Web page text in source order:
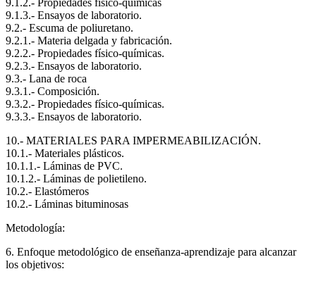
9.1.3.- Ensayos de laboratorio.
9.2.- Escuma de poliuretano.
9.2.1.- Materia delgada y fabricación.
9.2.2.- Propiedades físico-químicas.
9.2.3.- Ensayos de laboratorio.
9.3.- Lana de roca
9.3.1.- Composición.
9.3.2.- Propiedades físico-químicas.
9.3.3.- Ensayos de laboratorio.
10.- MATERIALES PARA IMPERMEABILIZACIÓN.
10.1.- Materiales plásticos.
10.1.1.- Láminas de PVC.
10.1.2.- Láminas de polietileno.
10.2.- Elastómeros
10.2.- Láminas bituminosas
Metodología:
6. Enfoque metodológico de enseñanza-aprendizaje para alcanzar
los objetivos: